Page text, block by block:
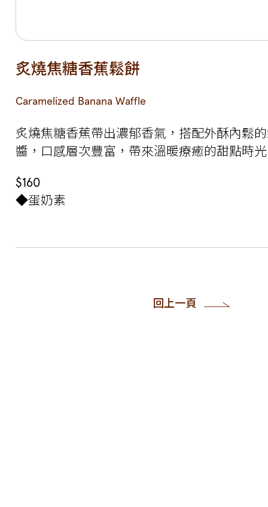
炙燒焦糖香蕉鬆餅
Caramelized Banana Waffle
炙燒焦糖香蕉帶出濃郁香氣，搭配外酥內鬆
醬，口感層次豐富，帶來溫暖療癒的甜點時
$160
◆蛋奶素
回上一頁